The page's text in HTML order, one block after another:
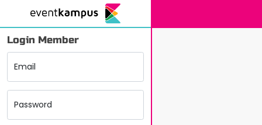
Login Member
Email
Password